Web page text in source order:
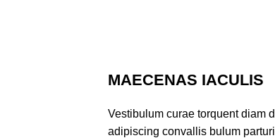
MAECENAS IACULIS
Vestibulum curae torquent diam
adipiscing convallis bulum